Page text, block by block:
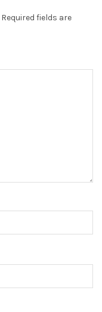
Required fields are